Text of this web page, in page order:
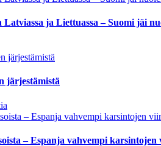
ja Liettuassa – Suomi jäi
järjestämistä
– Espanja vahvempi karsintojen